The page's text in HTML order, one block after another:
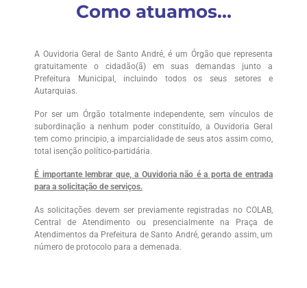
Como atuamos...
A Ouvidoria Geral de Santo André, é um Órgão que representa
gratuitamente o cidadão(ã) em suas demandas junto a
Prefeitura Municipal, incluindo todos os seus setores e
Autarquias.
Por ser um Órgão totalmente independente, sem vínculos de
subordinação a nenhum poder constituído, a Ouvidoria Geral
tem como principio, a imparcialidade de seus atos assim como,
total isenção político-partidária.
É importante lembrar que, a Ouvidoria não é a porta de entrada
para a solicitação de serviços.
As solicitações devem ser previamente registradas no COLAB,
Central de Atendimento ou presencialmente na Praça de
Atendimentos da Prefeitura de Santo André, gerando assim, um
número de protocolo para a demenada.